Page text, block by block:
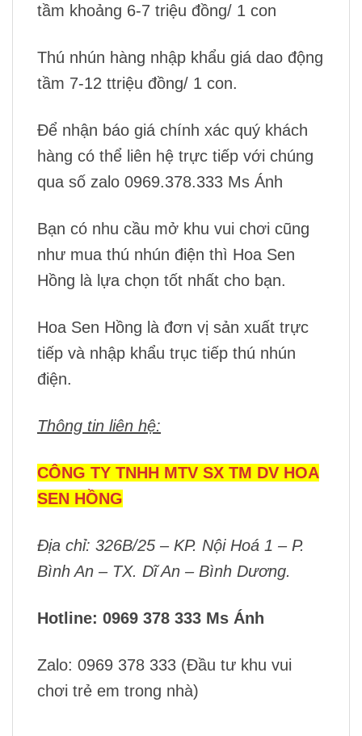
tầm khoảng 6-7 triệu đồng/ 1 con
Thú nhún hàng nhập khẩu giá dao động
tầm 7-12 ttriệu đồng/ 1 con.
Để nhận báo giá chính xác quý khách
hàng có thể liên hệ trực tiếp với chúng
qua số zalo 0969.378.333 Ms Ánh
Bạn có nhu cầu mở khu vui chơi cũng
như mua thú nhún điện thì Hoa Sen
Hồng là lựa chọn tốt nhất cho bạn.
Hoa Sen Hồng là đơn vị sản xuất trực
tiếp và nhập khẩu trục tiếp thú nhún
điện.
Thông tin liên hệ:
CÔNG TY TNHH MTV SX TM DV HOA
SEN HỒNG
Địa chỉ: 326B/25 – KP. Nội Hoá 1 – P.
Bình An – TX. Dĩ An – Bình Dương.
Hotline: 0969 378 333 Ms Ánh
Zalo: 0969 378 333 (Đầu tư khu vui
chơi trẻ em trong nhà)